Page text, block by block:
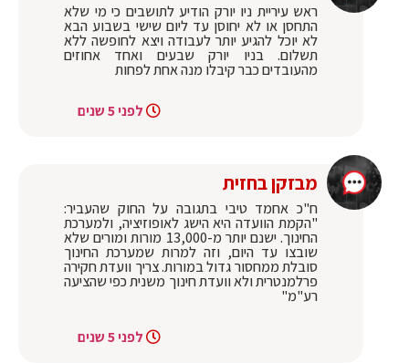
ראש עיריית ניו יורק הודיע לתושבים כי מי שלא
התחסן או לא יחוסן עד ליום שישי בשבוע הבא
לא יוכל להגיע יותר לעבודה ויצא לחופשה ללא
תשלום. בניו יורק שבעים ואחד אחוזים
מהעובדים כבר קיבלו מנה אחת לפחות
לפני 5 שנים
מבזקן בחזית
ח"כ אחמד טיבי בתגובה על החוק שהעביר:
"הקמת הוועדה היא הישג לאופוזיציה, ולמערכת
החינוך. ישנם יותר מ-13,000 מורות ומורים שלא
שובצו עד היום, וזה למרות שמערכת החינוך
סובלת ממחסור גדול במורות. צריך וועדת חקירה
פרלמנטרית ולא וועדת חינוך משנית כפי שהציעה
רע"מ"
לפני 5 שנים